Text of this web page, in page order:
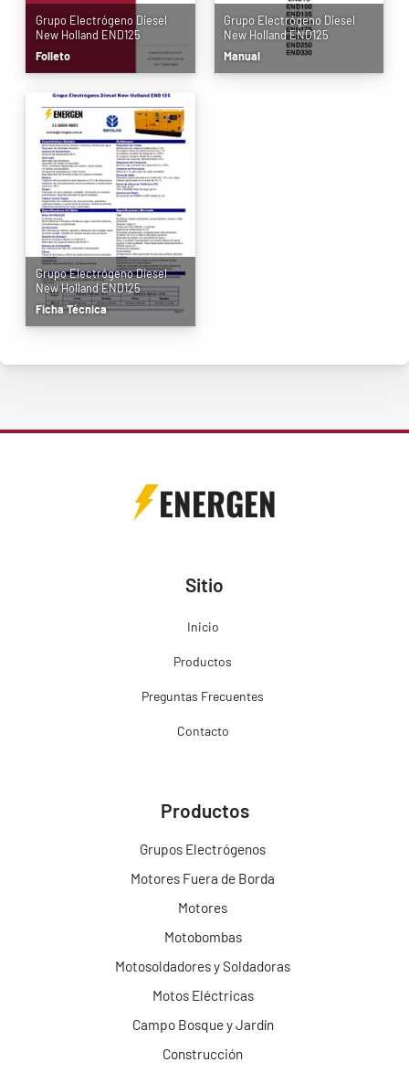
Grupo Electrógeno Diesel
New Holland END125
Folleto
Grupo Electrógeno Diesel
New Holland END125
Manual
Grupo Electrógeno Diesel
New Holland END125
Ficha Técnica
ENERGEN
Sitio
Inicio
Productos
Preguntas Frecuentes
Contacto
Productos
Grupos Electrógenos
Motores Fuera de Borda
Motores
Motobombas
Motosoldadores y Soldadoras
Motos Eléctricas
Campo Bosque y Jardín
Construcción